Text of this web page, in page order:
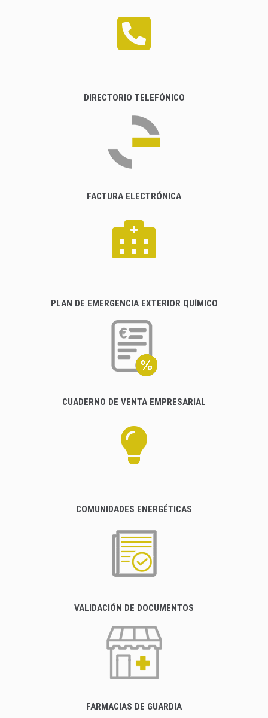
DIRECTORIO TELEFÓNICO
FACTURA ELECTRÓNICA
PLAN DE EMERGENCIA EXTERIOR QUÍMICO
CUADERNO DE VENTA EMPRESARIAL
COMUNIDADES ENERGÉTICAS
VALIDACIÓN DE DOCUMENTOS
FARMACIAS DE GUARDIA